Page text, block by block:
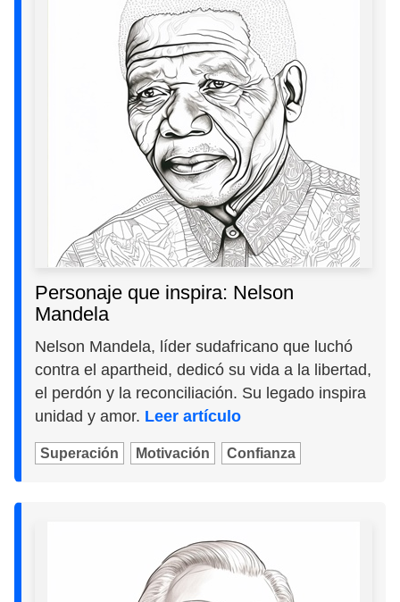
Personaje que inspira: Nelson
Mandela
Nelson Mandela, líder sudafricano que luchó
contra el apartheid, dedicó su vida a la libertad,
el perdón y la reconciliación. Su legado inspira
unidad y amor. Leer artículo
Superación Motivación Confianza